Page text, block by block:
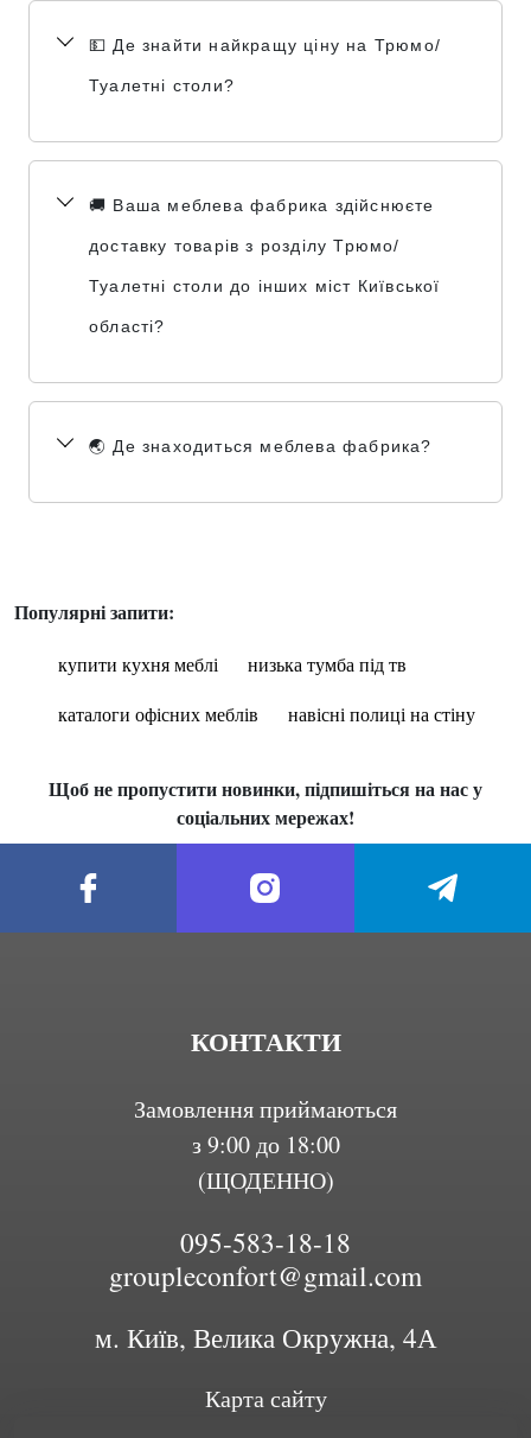
💵 Де знайти найкращу ціну на Трюмо/
Туалетні столи?
🚚 Ваша меблева фабрика здійснюєте
доставку товарів з розділу Трюмо/
Туалетні столи до інших міст Київської
області?
🌏 Де знаходиться меблева фабрика?
Популярні запити:
купити кухня меблі
низька тумба під тв
каталоги офісних меблів
навісні полиці на стіну
Щоб не пропустити новинки, підпишіться на нас у
соціальних мережах!
КОНТАКТИ
Замовлення приймаються
з 9:00 до 18:00
(ЩОДЕННО)
095-583-18-18
groupleconfort@gmail.com
м. Київ, Велика Окружна, 4А
Карта сайту